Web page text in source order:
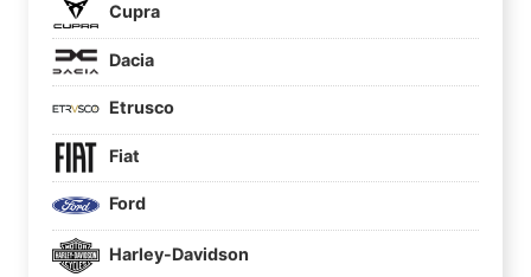
Cupra
Dacia
Etrusco
Fiat
Ford
Harley-Davidson